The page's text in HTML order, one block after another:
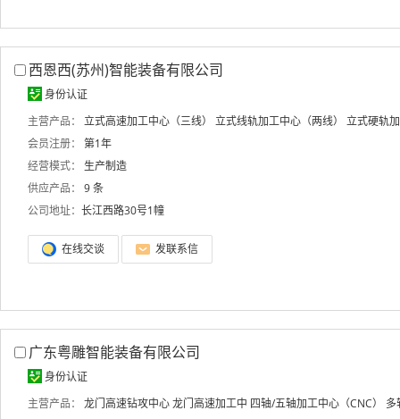
西恩西(苏州)智能装备有限公司
身份认证
主营产品：
立式高速加工中心（三线） 立式线轨加工中心（两线）
立式硬轨
会员注册：
第1年
经营模式：
生产制造
供应产品：
9 条
公司地址： 长江西路30号1幢
在线交谈 发联系信
广东粤雕智能装备有限公司
身份认证
主营产品：
龙门高速钻攻中心 龙门高速加工中 四轴/五轴加工中心（CNC）
多